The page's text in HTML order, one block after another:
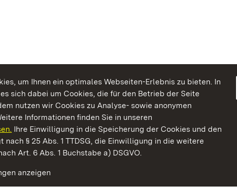
um Ihnen ein optimales Webseiten-Erlebnis zu bieten. In
sich dabei um Cookies, die für den Betrieb der Seite
nutzen wir Cookies zu Analyse- sowie anonymen
Informationen finden Sie in unseren
Ihre Einwilligung in die Speicherung der Cookies und den
§ 25 Abs. 1 TTDSG, die Einwilligung in die weitere
Art. 6 Abs. 1 Buchstabe a) DSGVO.
anzeigen
Genießen.